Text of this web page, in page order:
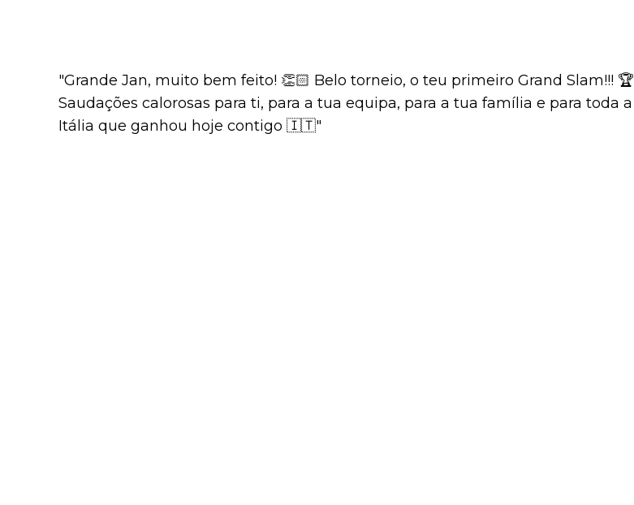
"Grande Jan, muito bem feito! 👏🏻 Belo torneio, o teu primeiro Grand Slam!!! 🏆
Saudações calorosas para ti, para a tua equipa, para a tua família e para toda a
Itália que ganhou hoje contigo 🇮🇹"